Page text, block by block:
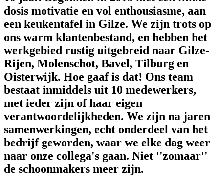
dosis motivatie en vol enthousiasme, aan
een keukentafel in Gilze. We zijn trots op
ons warm klantenbestand, en hebben het
werkgebied rustig uitgebreid naar Gilze-
Rijen, Molenschot, Bavel, Tilburg en
Oisterwijk. Hoe gaaf is dat! Ons team
bestaat inmiddels uit 10 medewerkers,
met ieder zijn of haar eigen
verantwoordelijkheden. We zijn na jaren
samenwerkingen, echt onderdeel van het
bedrijf geworden, waar we elke dag weer
naar onze collega's gaan. Niet ''zomaar''
de schoonmakers meer zijn.